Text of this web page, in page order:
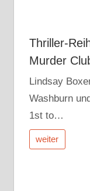
Thriller-
Murder
Lindsay
Washburn
1st to…
weiter